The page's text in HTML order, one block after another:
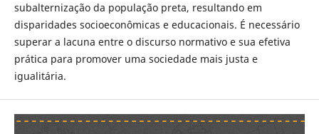
subalternização da população preta, resultando em
disparidades socioeconômicas e educacionais. É necessário
superar a lacuna entre o discurso normativo e sua efetiva
prática para promover uma sociedade mais justa e
igualitária.